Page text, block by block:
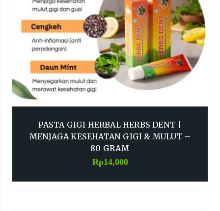
PASTA GIGI HERBAL HERBS DENT |
MENJAGA KESEHATAN GIGI & MULUT –
80 GRAM
Rp14,000